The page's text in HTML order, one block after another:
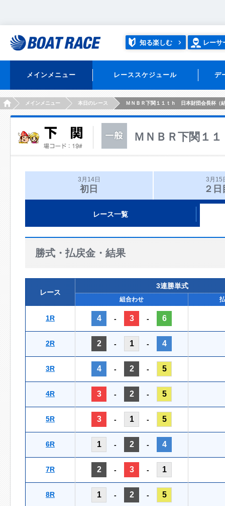
知る楽しむ レーサ
メインメニュー レーススケジュール デ
HOMEメインメニュー 本日のレース ＭＮＢＲ下関１１ｔｈ 日本財団会長杯（
ＭＮＢＲ下関１
3月14日
初日
3月15
２日
レース一覧
勝式・払戻金・結果
レース
3連勝単式
組合わせ
1R 4 - 3 - 6
2R 2 - 1 - 4
3R 4 - 2 - 5
4R 3 - 2 - 5
5R 3 - 1 - 5
6R 1 - 2 - 4
7R 2 - 3 - 1
8R 1 - 2 - 5